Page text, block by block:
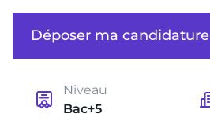
Déposer ma candidature
Niveau
Bac+5